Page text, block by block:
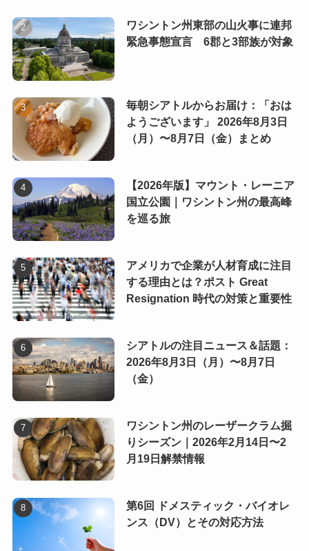
ワシントン州東部の山火事に連邦
緊急事態宣言 6郡と3部族が対象
毎朝シアトルからお届け：「おは
ようございます」 2026年8月3日
（月）〜8月7日（金）まとめ
【2026年版】マウント・レーニア
国立公園｜ワシントン州の最高峰
を巡る旅
アメリカで企業が人材育成に注目
する理由とは？ポスト Great
Resignation 時代の対策と重要性
シアトルの注目ニュース＆話題：
2026年8月3日（月）〜8月7日
（金）
ワシントン州のレーザークラム掘
りシーズン｜2026年2月14日〜2
月19日解禁情報
第6回 ドメスティック・バイオレ
ンス（DV）とその対応方法